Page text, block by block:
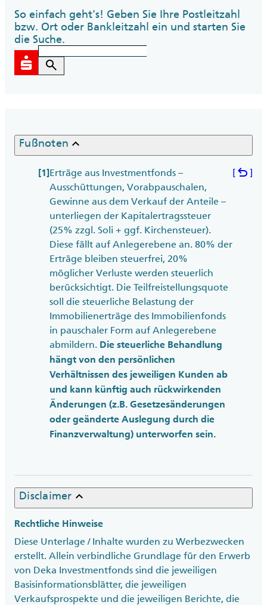
So einfach geht's! Geben Sie Ihre Postleitzahl
bzw. Ort oder Bankleitzahl ein und starten Sie
die Suche.
search
Fußnoten keyboard_arrow_up
[1]Erträge aus Investmentfonds –
Ausschüttungen, Vorabpauschalen,
Gewinne aus dem Verkauf der Anteile –
unterliegen der Kapitalertragssteuer
(25% zzgl. Soli + ggf. Kirchensteuer).
Diese fällt auf Anlegerebene an. 80% der
Erträge bleiben steuerfrei, 20%
möglicher Verluste werden steuerlich
berücksichtigt. Die Teilfreistellungsquote
soll die steuerliche Belastung der
Immobilienerträge des Immobilienfonds
in pauschaler Form auf Anlegerebene
abmildern. Die steuerliche Behandlung
hängt von den persönlichen
Verhältnissen des jeweiligen Kunden ab
und kann künftig auch rückwirkenden
Änderungen (z.B. Gesetzesänderungen
oder geänderte Auslegung durch die
Finanzverwaltung) unterworfen sein.
[ undo ]
Disclaimer keyboard_arrow_up
Rechtliche Hinweise
Diese Unterlage / Inhalte wurden zu Werbezwecken
erstellt. Allein verbindliche Grundlage für den Erwerb
von Deka Investmentfonds sind die jeweiligen
Basisinformationsblätter, die jeweiligen
Verkaufsprospekte und die jeweiligen Berichte, die